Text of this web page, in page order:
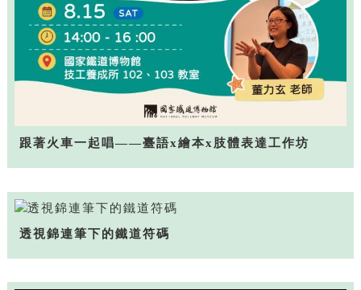
跟著火車一起唱——臺語x繪本x肢體表達工作坊
透視錦連筆下的鐵道符碼